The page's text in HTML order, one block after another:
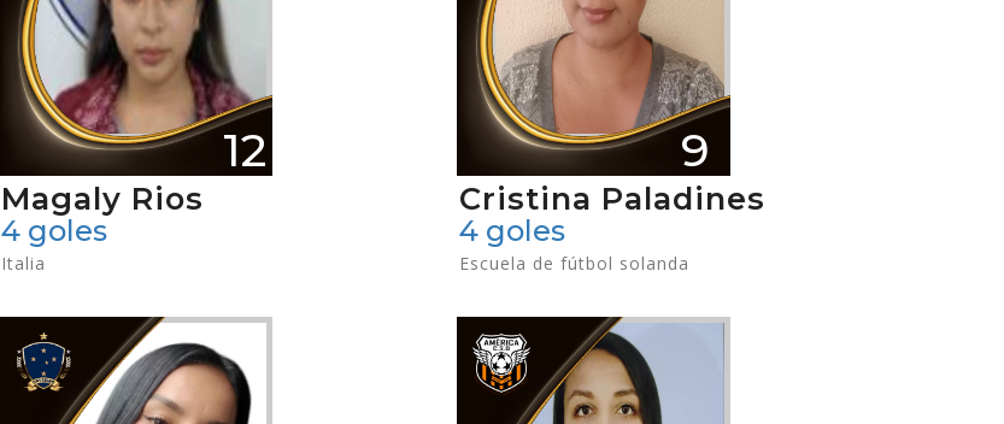
12
Magaly Rios
4 goles
Italia
9
Cristina Paladines
4 goles
Escuela de fútbol solanda